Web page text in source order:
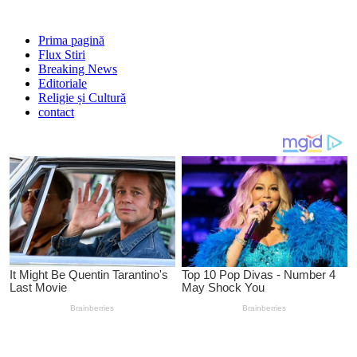
Prima pagină
Flux Stiri
Breaking News
Editoriale
Religie și Cultură
contact